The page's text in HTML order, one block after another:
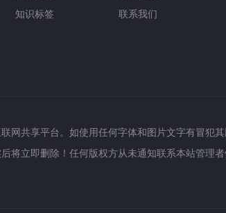
知识标签
联系我们
网共享平台。如使用任何字体和图片文字有冒犯
将立即删除！任何版权方从未通知联系本站管理